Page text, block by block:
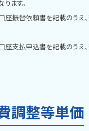
ます。
振替依頼書を記載のうえ、
支払申込書を記載のうえ、
調整等単価